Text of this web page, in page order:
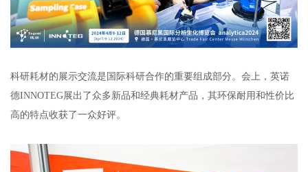
科研耗材的展示交流是国际科研合作的重要组成部分。会上，英诺
德INNOTEG展出了众多新品和经典耗材产品，其环保耐用和性价比
高的特点收获了一众好评。